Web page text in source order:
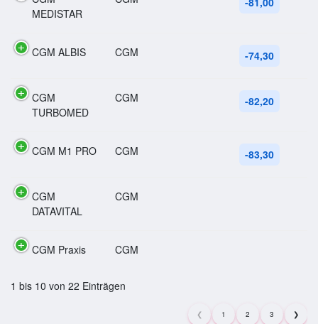
MEDISTAR
CGM ALBIS CGM -74,30
CGM
TURBOMED
CGM -82,20
CGM M1 PRO CGM -83,30
CGM
DATAVITAL
CGM
CGM Praxis CGM
1 bis 10 von 22 Einträgen
❮ 1 2 3 ❯